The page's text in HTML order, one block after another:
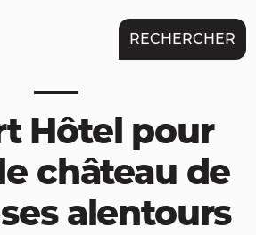
RECHERCHER
Hôtel pour
château de
alentours